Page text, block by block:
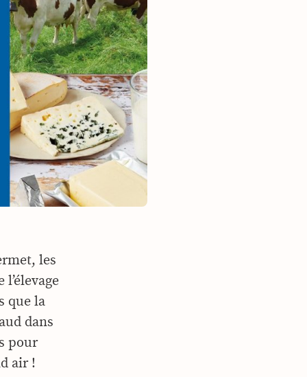
les
que la
dans
pour
air !